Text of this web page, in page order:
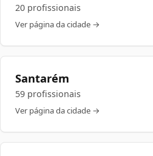
20 profissionais
Ver página da cidade →
Santarém
59 profissionais
Ver página da cidade →